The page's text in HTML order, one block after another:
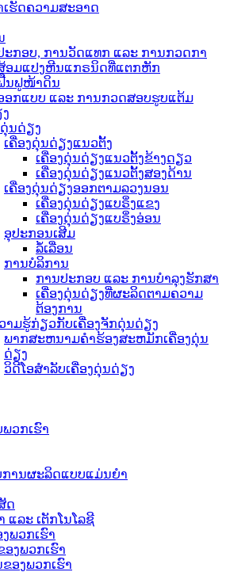
ເຮັດຄວາມສະອາດ
ະກອບ, ການວັດແທກ ແລະ ການກວດກາ
ອມແປງຫີນແກຣນິດທີ່ແຕກຫັກ
ນຟູໜ້າດິນ
ອກແບບ ແລະ ການກວດສອບຮູບແຕ້ມ
ດຸ່ນດ່ຽງ
ເຄື່ອງດຸ່ນດ່ຽງແນວຕັ້ງ
ເຄື່ອງດຸ່ນດ່ຽງແນວຕັ້ງຂ້າງດຽວ
ເຄື່ອງດຸ່ນດ່ຽງແນວຕັ້ງສອງດ້ານ
ເຄື່ອງດຸ່ນດ່ຽງອອກຕາມລວງນອນ
ເຄື່ອງດຸ່ນດ່ຽງແບຣິ່ງແຂງ
ເຄື່ອງດຸ່ນດ່ຽງແບຣິ່ງອ່ອນ
ອຸປະກອນເສີມ
ລໍ້ເລື່ອນ
ການບໍລິການ
ການປະກອບ ແລະ ການບຳລຸງຮັກສາ
ເຄື່ອງດຸ່ນດ່ຽງທີ່ຜະລິດຕາມຄວາມ
ຕ້ອງການ
າມຮູ້ກ່ຽວກັບເຄື່ອງຈັກດຸ່ນດ່ຽງ
ພາກສະຫນາມຄໍາຮ້ອງສະຫມັກເຄື່ອງດຸ່ນ
ດ່ຽງ
ວິດີໂອສຳລັບເຄື່ອງດຸ່ນດ່ຽງ
ວກເຮົາ
ການຜະລິດແບບແມ່ນຍຳ
ດ
ແລະ ເຕັກໂນໂລຊີ
ພວກເຮົາ
ງພວກເຮົາ
ອງພວກເຮົາ